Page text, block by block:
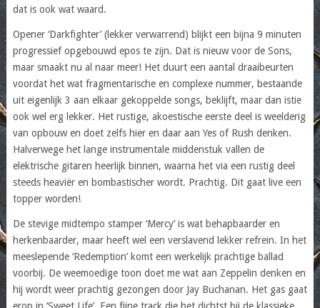
dat is ook wat waard.
Opener ‘Darkfighter’ (lekker verwarrend) blijkt een bijna 9 minuten
progressief opgebouwd epos te zijn. Dat is nieuw voor de Sons,
maar smaakt nu al naar meer! Het duurt een aantal draaibeurten
voordat het wat fragmentarische en complexe nummer, bestaande
uit eigenlijk 3 aan elkaar gekoppelde songs, beklijft, maar dan istie
ook wel erg lekker. Het rustige, akoestische eerste deel is weelderig
van opbouw en doet zelfs hier en daar aan Yes of Rush denken.
Halverwege het lange instrumentale middenstuk vallen de
elektrische gitaren heerlijk binnen, waarna het via een rustig deel
steeds heaviër en bombastischer wordt. Prachtig. Dit gaat live een
topper worden!
De stevige midtempo stamper ‘Mercy’ is wat behapbaarder en
herkenbaarder, maar heeft wel een verslavend lekker refrein. In het
meeslepende ‘Redemption’ komt een werkelijk prachtige ballad
voorbij. De weemoedige toon doet me wat aan Zeppelin denken en
hij wordt weer prachtig gezongen door Jay Buchanan. Het gas gaat
erop in ‘Sweet Life’. Een fijne track die het dichtst bij de klassieke